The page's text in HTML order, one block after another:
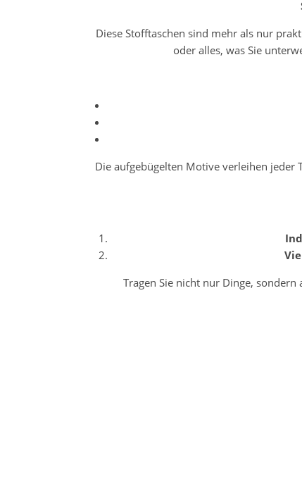
Diese Stofftaschen sind mehr als nur
oder alles, was Sie
Die aufgebügelten Motive verleihen jeder
Tragen Sie nicht nur Dinge,